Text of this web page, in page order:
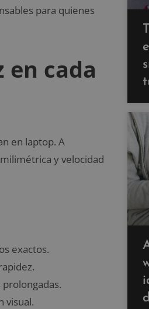
para quienes
en cada
en laptop. A
y velocidad
exactos.
visual.